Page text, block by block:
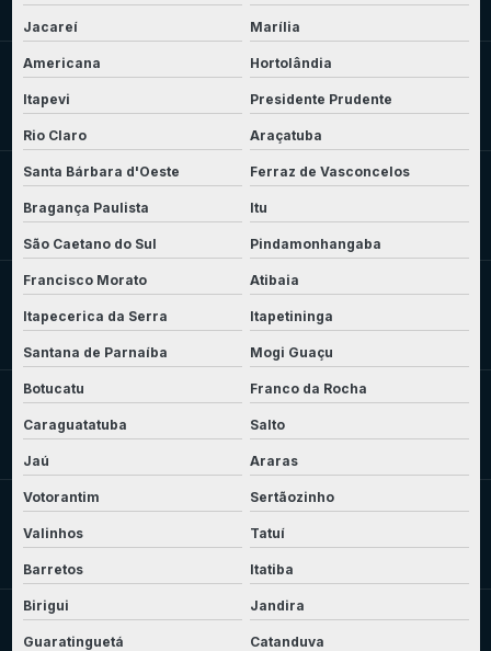
Jacareí Marília
Americana Hortolândia
Itapevi Presidente Prudente
Rio Claro Araçatuba
Santa Bárbara d'Oeste Ferraz de Vasconcelos
Bragança Paulista Itu
São Caetano do Sul Pindamonhangaba
Francisco Morato Atibaia
Itapecerica da Serra Itapetininga
Santana de Parnaíba Mogi Guaçu
Botucatu Franco da Rocha
Caraguatatuba Salto
Jaú Araras
Votorantim Sertãozinho
Valinhos Tatuí
Barretos Itatiba
Birigui Jandira
Guaratinguetá Catanduva